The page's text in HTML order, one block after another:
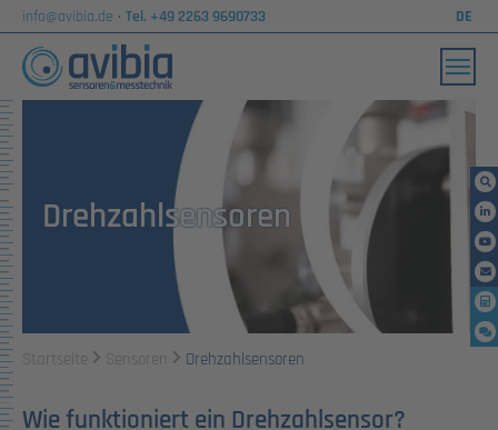
Skip to main content
info@avibia.de · Tel. +49 2263 9690733 DE
Drehzahlsensoren
Startseite Sensoren Drehzahlsensoren
Wie funktioniert ein Drehzahlsensor?